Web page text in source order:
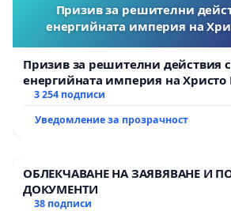
Призив за решителни
енергийната империя на
Призив за решителни действия
енергийната империя на Христо
3 254 подписи
Уведомление за прозрачност
ОБЛЕКЧАВАНЕ НА ЗАЯВЯВАНЕ И
ДОКУМЕНТИ
38 подписи